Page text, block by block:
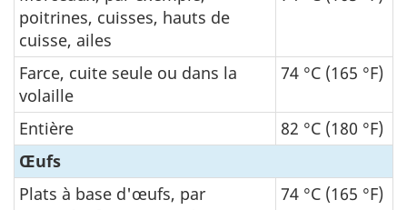
poitrines, cuisses, hauts de
cuisse, ailes
Farce, cuite seule ou dans la
volaille
74 °C (165 °F)
Entière
82 °C (180 °F)
Œufs
Plats à base d'œufs, par
74 °C (165 °F)